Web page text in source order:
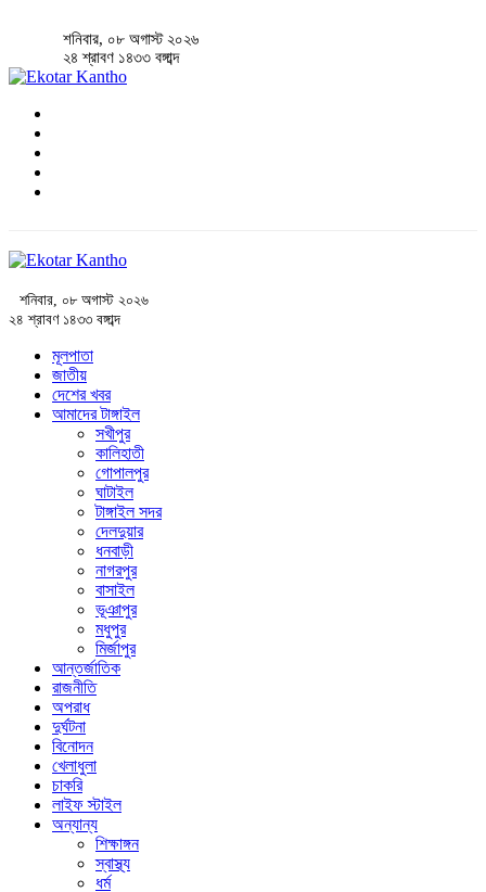
শনিবার, ০৮ অগাস্ট ২০২৬
২৪ শ্রাবণ ১৪৩৩ বঙ্গাব্দ
শনিবার, ০৮ অগাস্ট ২০২৬
২৪ শ্রাবণ ১৪৩৩ বঙ্গাব্দ
মূলপাতা
জাতীয়
দেশের খবর
আমাদের টাঙ্গাইল
সখীপুর
কালিহাতী
গোপালপুর
ঘাটাইল
টাঙ্গাইল সদর
দেলদুয়ার
ধনবাড়ী
নাগরপুর
বাসাইল
ভূঞাপুর
মধুপুর
মির্জাপুর
আন্তর্জাতিক
রাজনীতি
অপরাধ
দুর্ঘটনা
বিনোদন
খেলাধুলা
চাকরি
লাইফ স্টাইল
অন্যান্য
শিক্ষাঙ্গন
স্বাস্থ্য
ধর্ম